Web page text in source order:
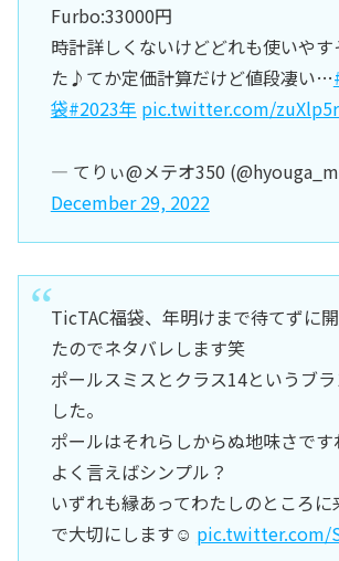
Furbo:33000円
時計詳しくないけどどれも使いやす
た♪てか定価計算だけど値段凄い…
袋#2023年 pic.twitter.com/
— てりぃ@メテオ350
December 29, 2022
TicTAC福袋、年明けまで待てずに
たのでネタバレします笑
ポールスミスとクラス14というブ
した。
ポールはそれらしからぬ地味さです
よく言えばシンプル？
いずれも縁あってわたしのところ
で大切にします☺️ pic.twitter.com/